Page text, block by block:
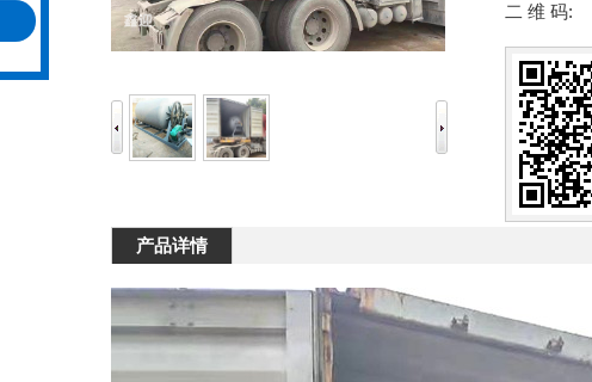
二 维 码:
产品详情